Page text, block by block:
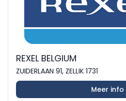
REXEL BELGIUM
ZUIDERLAAN 91, ZELLIK 1731
Meer info